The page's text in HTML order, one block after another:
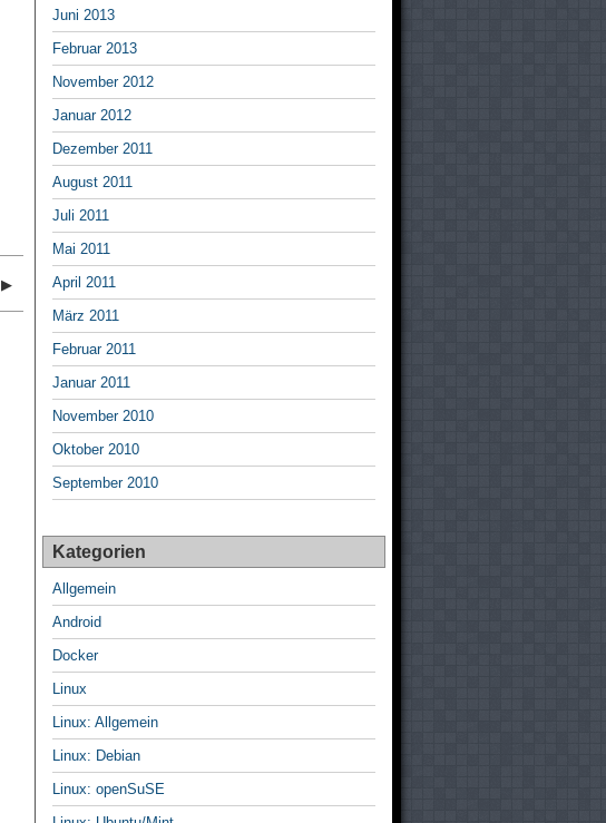
▶
Juni 2013
Februar 2013
November 2012
Januar 2012
Dezember 2011
August 2011
Juli 2011
Mai 2011
April 2011
März 2011
Februar 2011
Januar 2011
November 2010
Oktober 2010
September 2010
Kategorien
Allgemein
Android
Docker
Linux
Linux: Allgemein
Linux: Debian
Linux: openSuSE